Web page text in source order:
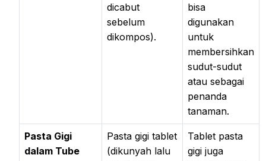
dicabut
sebelum
dikompos).
bisa
digunakan
untuk
membersihkan
sudut-sudut
atau sebagai
penanda
tanaman.
Pasta Gigi
dalam Tube
Pasta gigi tablet
(dikunyah lalu
Tablet pasta
gigi juga